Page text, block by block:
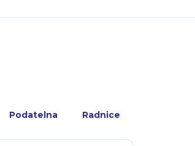
Podatelna Radnice